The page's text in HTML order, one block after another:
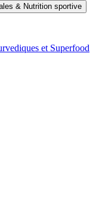
et Superfood